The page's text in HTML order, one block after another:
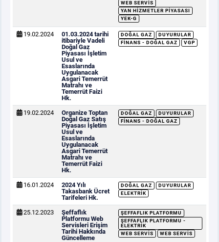
WEB SERVIS
YAN HIZMETLER PIYASASI
YEK-G
19.02.2024
01.03.2024 tarihi
itibariyle Vadeli
Doğal Gaz
Piyasası İşletim
Usul ve
Esaslarında
Uygulanacak
Asgari Temerrüt
Matrahı ve
Temerrüt Faizi
Hk.
DOĞAL GAZ
DUYURULAR
FINANS - DOĞAL GAZ
VGP
19.02.2024
Organize Toptan
Doğal Gaz Satış
Piyasası İşletim
Usul ve
Esaslarında
Uygulanacak
Asgari Temerrüt
Matrahı ve
Temerrüt Faizi
Hk.
DOĞAL GAZ
DUYURULAR
FINANS - DOĞAL GAZ
16.01.2024
2024 Yılı
Takasbank Ücret
Tarifeleri Hk.
DOĞAL GAZ
DUYURULAR
ELEKTRIK
25.12.2023
Şeffaflık
Platformu Web
Servisleri Erişim
Tarihi Hakkında
Güncelleme
ŞEFFAFLIK PLATFORMU
ŞEFFAFLIK PLATFORMU -
ELEKTRIK
WEB SERVIS
WEB SERVIS